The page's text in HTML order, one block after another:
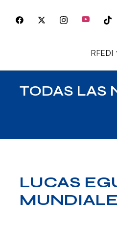
RFEDI
TODAS LAS
LUCAS